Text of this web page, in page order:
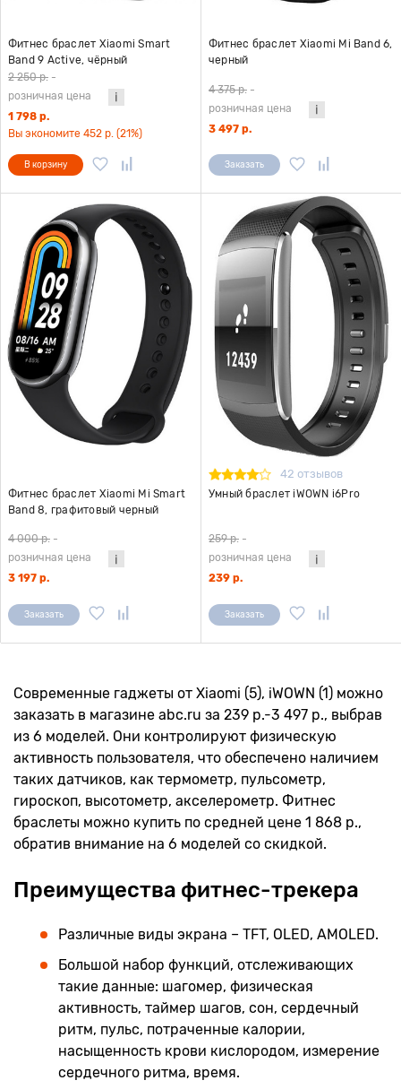
Фитнес браслет Xiaomi Smart
Band 9 Active, чёрный
2 250 р. -
розничная цена
1 798 р.
Вы экономите 452 р. (21%)
В корзину
Фитнес браслет Xiaomi Mi Band 6,
черный
4 375 р. -
розничная цена
3 497 р.
Заказать
Фитнес браслет Xiaomi Mi Smart
Band 8, графитовый черный
4 000 р. -
розничная цена
3 197 р.
Заказать
42 отзывов
Умный браслет iWOWN i6Pro
259 р. -
розничная цена
239 р.
Заказать
Современные гаджеты от Xiaomi (5), iWOWN (1) можно
заказать в магазине abc.ru за 239 р.-3 497 р., выбрав
из 6 моделей. Они контролируют физическую
активность пользователя, что обеспечено наличием
таких датчиков, как термометр, пульсометр,
гироскоп, высотометр, акселерометр. Фитнес
браслеты можно купить по средней цене 1 868 р.,
обратив внимание на 6 моделей со скидкой.
Преимущества фитнес-трекера
Различные виды экрана – TFT, OLED, AMOLED.
Большой набор функций, отслеживающих
такие данные: шагомер, физическая
активность, таймер шагов, сон, сердечный
ритм, пульс, потраченные калории,
насыщенность крови кислородом, измерение
сердечного ритма, время.